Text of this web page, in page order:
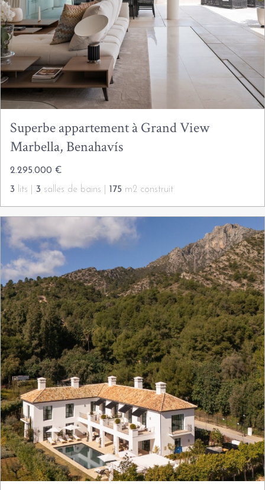
Superbe appartement à Grand View
Marbella, Benahavís
2.295.000 €
3 lits | 3 salles de bains | 175 m2 construit